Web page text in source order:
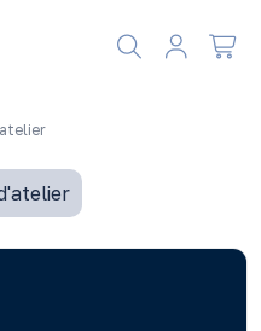
de cookies